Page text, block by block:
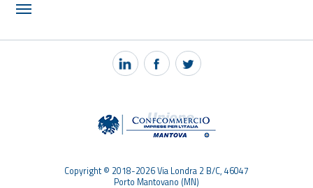
NOTIZIE
PEC MANTOVA MAIL
Copyright © 2018-2026 Via Londra 2 B/C, 46047
Porto Mantovano (MN)